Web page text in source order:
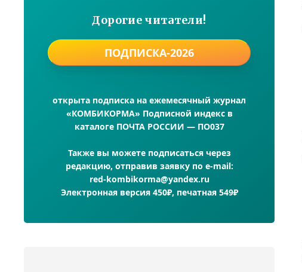
Дорогие читатели!
ПОДПИСКА-2026
открыта подписка на ежемесячный журнал
«КОМБИКОРМА» Подписной индекс в
каталоге ПОЧТА РОССИИ — ПО037
Также вы можете подписаться через
редакцию, отправив заявку по e-mail:
red-kombikorma@yandex.ru
Электронная версия 450₽, печатная 549₽